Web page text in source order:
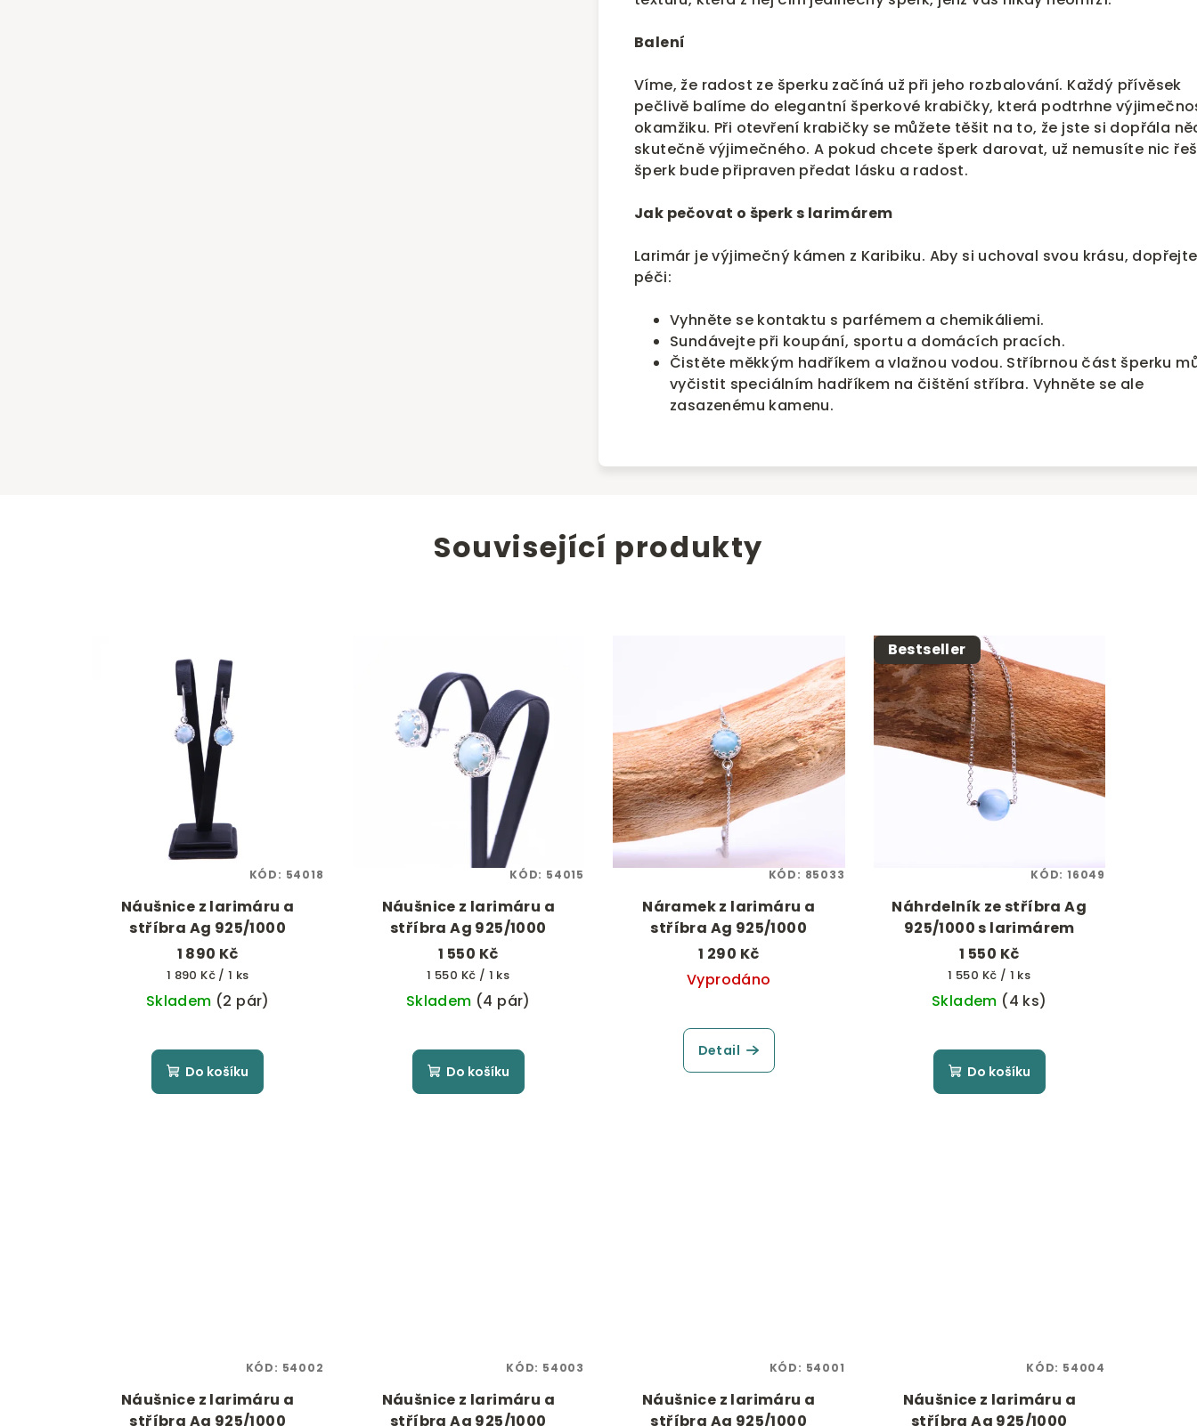
Balení
Víme, že radost ze šperku začíná už při jeho rozbalování. Každý přívěsek
pečlivě balíme do elegantní šperkové krabičky, která podtrhne
okamžiku. Při otevření krabičky se můžete těšit na to, že jste si dopřála
skutečně výjimečného. A pokud chcete šperk darovat, už nemusíte nic
šperk bude připraven předat lásku a radost.
Jak pečovat o šperk s larimárem
Larimár je výjimečný kámen z Karibiku. Aby si uchoval svou krásu,
péči:
Vyhněte se kontaktu s parfémem a chemikáliemi.
Sundávejte při koupání, sportu a domácích pracích.
Čistěte měkkým hadříkem a vlažnou vodou. Stříbrnou část šperku
vyčistit speciálním hadříkem na čištění stříbra. Vyhněte se ale
zasazenému kamenu.
Související produkty
Náušnice z larimáru a
stříbra Ag 925/1000
1 890 Kč
Měrná
cena:
1 890 Kč / 1 ks
Skladem (2 pár)
Do košíku
KÓD: 54018
Náušnice z larimáru a
stříbra Ag 925/1000
1 550 Kč
Měrná
cena:
1 550 Kč / 1 ks
Skladem (4 pár)
Do košíku
KÓD: 54015
Náramek z larimáru a
stříbra Ag 925/1000
1 290 Kč
Vyprodáno
Detail
KÓD: 85033
Bestseller
Náhrdelník ze stříbra Ag
925/1000 s larimárem
1 550 Kč
Měrná
cena:
1 550 Kč / 1 ks
Skladem (4 ks)
Do košíku
KÓD: 16049
Náušnice z larimáru a
stříbra Ag 925/1000
KÓD: 54002
Náušnice z larimáru a
stříbra Ag 925/1000
KÓD: 54003
Náušnice z larimáru a
stříbra Ag 925/1000
KÓD: 54001
Náušnice z larimáru a
stříbra Ag 925/1000
KÓD: 54004